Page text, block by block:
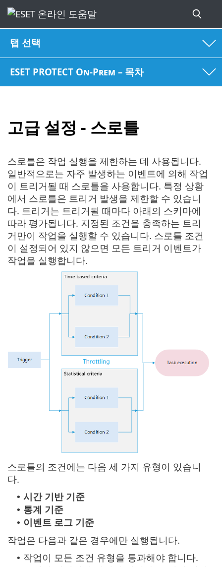
탭 선택
ESET PROTECT On-Prem – 목차
고급 설정 - 스로틀
스로틀은 작업 실행을 제한하는 데 사용됩니다.
일반적으로는 자주 발생하는 이벤트에 의해 작업
이 트리거될 때 스로틀을 사용합니다. 특정 상황
에서 스로틀은 트리거 발생을 제한할 수 있습니
다. 트리거는 트리거될 때마다 아래의 스키마에
따라 평가됩니다. 지정된 조건을 충족하는 트리
거만이 작업을 실행할 수 있습니다. 스로틀 조건
이 설정되어 있지 않으면 모든 트리거 이벤트가
작업을 실행합니다.
스로틀의 조건에는 다음 세 가지 유형이 있습니
다.
• 시간 기반 기준
• 통계 기준
• 이벤트 로그 기준
작업은 다음과 같은 경우에만 실행됩니다.
• 작업이 모든 조건 유형을 통과해야 합니다.